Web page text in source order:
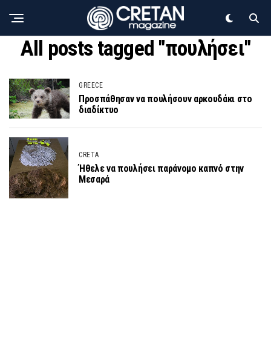
All posts tagged "πουλήσει"
GREECE
Προσπάθησαν να πουλήσουν αρκουδάκι στο
διαδίκτυο
CRETA
Ήθελε να πουλήσει παράνομο καπνό στην
Μεσαρά